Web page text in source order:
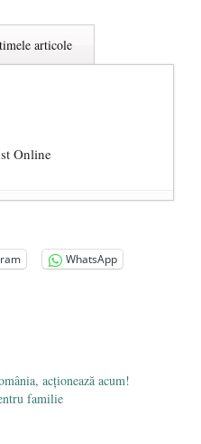
articole
Online
despre
Volodymyr
efecte. Bustul
înlăturat din Iași
WhatsApp
acţionează acum!
familie